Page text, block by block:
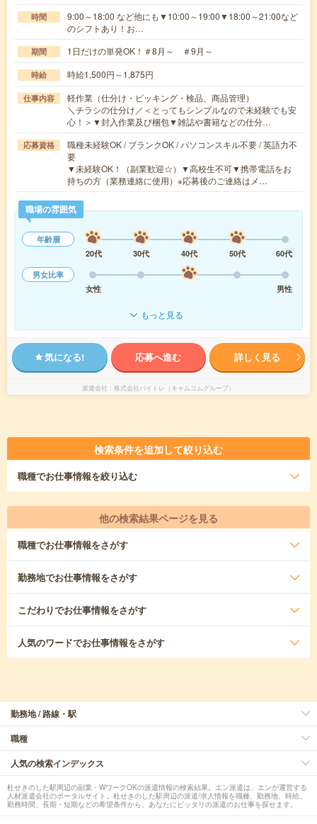
時間
9:00～18:00 など他にも▼10:00～19:00▼18:00～21:00など
のシフトあり！お…
期間 1日だけの単発OK！＃8月～ ＃9月～
時給 時給1,500円～1,875円
仕事内容
軽作業（仕分け・ピッキング・検品、商品管理）
＼チラシの仕分け／＜とってもシンプルなので未経験でも安
心！＞▼封入作業及び梱包▼雑誌や書籍などの仕分…
応募資格
職種未経験OK / ブランクOK / パソコンスキル不要 / 英語力不
要
▼未経験OK！（副業歓迎☆）▼高校生不可▼携帯電話をお
持ちの方（業務連絡に使用）※応募後のご連絡はメ…
職場の雰囲気
年齢層
20代
30代 40代 50代
60代
男女比率
女性
男性
もっと見る
気になる! 応募へ進む 詳しく見る
派遣会社 株式会社バイトレ（キャムコムグループ）
検索条件を追加して絞り込む
職種でお仕事情報を絞り込む
他の検索結果ページを見る
職種でお仕事情報をさがす
勤務地でお仕事情報をさがす
こだわりでお仕事情報をさがす
人気のワードでお仕事情報をさがす
勤務地 / 路線・駅
職種
人気の検索インデックス
杜せきのした駅周辺の副業・WワークOKの派遣情報の検索結果。エン派遣は、エンが運営する
人材派遣会社のポータルサイト。杜せきのした駅周辺の派遣/求人情報を職種、勤務地、時給、
勤務時間、長期・短期などの希望条件から、あなたにピッタリの派遣のお仕事を探せます。